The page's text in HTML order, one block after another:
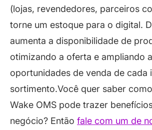
(lojas, revendedores, parceiros
torne um estoque para o digital.
aumenta a disponibilidade de
otimizando a oferta e ampliando
oportunidades de venda de cada
sortimento.Você quer saber
Wake OMS pode trazer
negócio? Então fale com um de